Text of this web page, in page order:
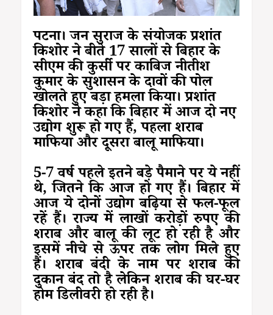
पटना। जन सुराज के संयोजक प्रशांत
किशोर ने बीते 17 सालों से बिहार के
सीएम की कुर्सी पर काबिज नीतीश
कुमार के सुशासन के दावों की पोल
खोलते हुए बड़ा हमला किया। प्रशांत
किशोर ने कहा कि बिहार में आज दो नए
उद्योग शुरू हो गए हैं, पहला शराब
माफिया और दूसरा बालू माफिया।
5-7 वर्ष पहले इतने बड़े पैमाने पर ये नहीं
थे, जितने कि आज हो गए हैं। बिहार में
आज ये दोनों उद्योग बढ़िया से फल-फूल
रहें हैं। राज्य में लाखों करोड़ों रुपए की
शराब और बालू की लूट हो रही है और
इसमें नीचे से ऊपर तक लोग मिले हुए
हैं। शराब बंदी के नाम पर शराब की
दुकान बंद तो है लेकिन शराब की घर-घर
होम डिलीवरी हो रही है।